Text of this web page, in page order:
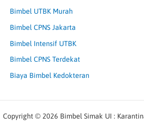
Bimbel UTBK Murah
Bimbel CPNS Jakarta
Bimbel Intensif UTBK
Bimbel CPNS Terdekat
Biaya Bimbel Kedokteran
Copyright © 2026 Bimbel Simak UI :